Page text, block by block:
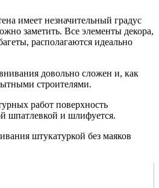
имеет незначительный градус
заметить. Все элементы декора,
располагаются идеально
довольно сложен и, как
строителями.
работ поверхность
шпатлевкой и шлифуется.
штукатуркой без маяков